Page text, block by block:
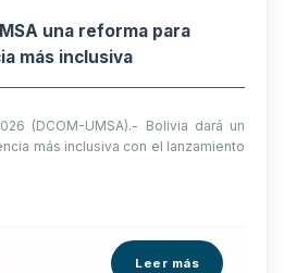
una reforma para
más inclusiva
(DCOM-UMSA).- Bolivia dará un
más inclusiva con el lanzamiento
Leer más